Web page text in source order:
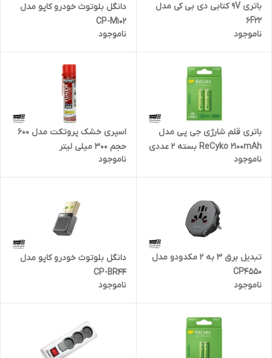
باتری 9V کتابی دی بی کی مدل
6F22
ناموجود
دانگل بلوتوث خودرو کاپو مدل
CP-M102
ناموجود
باتری قلم شارژی جی پی مدل
ReCyko 2100mAh بسته 2 عددی
ناموجود
اسپری خشک پروتکت مدل 600
حجم 300 میلی لیتر
ناموجود
تبدیل برق 3 به 2 مکدودو مدل
CP4550
ناموجود
دانگل بلوتوث خودرو کاپو مدل
CP-BR44
ناموجود